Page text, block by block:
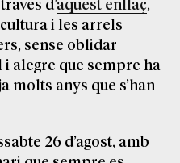
d’aquest enllaç,
i les arrels
sense oblidar
i alegre que sempre ha
molts anys que s’han
26 d’agost, amb